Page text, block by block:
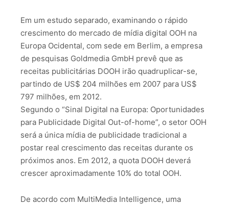
Em um estudo separado, examinando o rápido
crescimento do mercado de mídia digital OOH na
Europa Ocidental, com sede em Berlim, a empresa
de pesquisas Goldmedia GmbH prevê que as
receitas publicitárias DOOH irão quadruplicar-se,
partindo de US$ 204 milhões em 2007 para US$
797 milhões, em 2012.
Segundo o “Sinal Digital na Europa: Oportunidades
para Publicidade Digital Out-of-home”, o setor OOH
será a única mídia de publicidade tradicional a
postar real crescimento das receitas durante os
próximos anos. Em 2012, a quota DOOH deverá
crescer aproximadamente 10% do total OOH.
De acordo com MultiMedia Intelligence, uma